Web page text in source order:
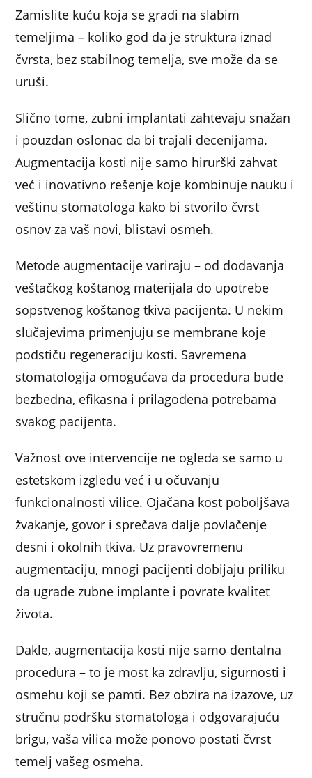
Zamislite kuću koja se gradi na slabim
temeljima – koliko god da je struktura iznad
čvrsta, bez stabilnog temelja, sve može da se
uruši.
Slično tome, zubni implantati zahtevaju snažan
i pouzdan oslonac da bi trajali decenijama.
Augmentacija kosti nije samo hirurški zahvat
već i inovativno rešenje koje kombinuje nauku i
veštinu stomatologa kako bi stvorilo čvrst
osnov za vaš novi, blistavi osmeh.
Metode augmentacije variraju – od dodavanja
veštačkog koštanog materijala do upotrebe
sopstvenog koštanog tkiva pacijenta. U nekim
slučajevima primenjuju se membrane koje
podstiču regeneraciju kosti. Savremena
stomatologija omogućava da procedura bude
bezbedna, efikasna i prilagođena potrebama
svakog pacijenta.
Važnost ove intervencije ne ogleda se samo u
estetskom izgledu već i u očuvanju
funkcionalnosti vilice. Ojačana kost poboljšava
žvakanje, govor i sprečava dalje povlačenje
desni i okolnih tkiva. Uz pravovremenu
augmentaciju, mnogi pacijenti dobijaju priliku
da ugrade zubne implante i povrate kvalitet
života.
Dakle, augmentacija kosti nije samo dentalna
procedura – to je most ka zdravlju, sigurnosti i
osmehu koji se pamti. Bez obzira na izazove, uz
stručnu podršku stomatologa i odgovarajuću
brigu, vaša vilica može ponovo postati čvrst
temelj vašeg osmeha.